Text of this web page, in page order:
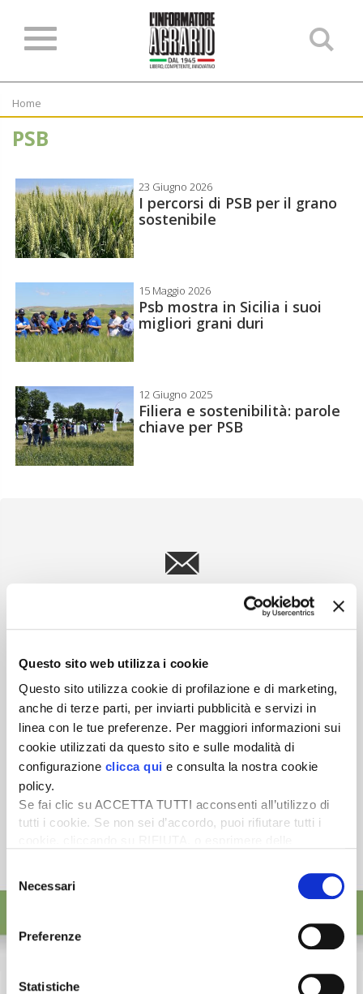
Questo sito web utilizza i cookie
Questo sito utilizza cookie di profilazione e di marketing,
anche di terze parti, per inviarti pubblicità e servizi in
linea con le tue preferenze. Per maggiori informazioni sui
cookie utilizzati da questo sito e sulle modalità di
configurazione clicca qui e consulta la nostra cookie
policy.
Se fai clic su ACCETTA TUTTI acconsenti all’utilizzo di
tutti i cookie. Se non sei d’accordo, puoi rifiutare tutti i
desideri accettare e cliccando ACCETTA SELEZIONATI.
delNecessari
Preferenze
Statistiche
Home
PSB
23 Giugno 2026
I percorsi di PSB per il grano
sostenibile
15 Maggio 2026
Psb mostra in Sicilia i suoi
migliori grani duri
12 Giugno 2025
Filiera e sostenibilità: parole
chiave per PSB
Scopri un servizio d'informazione di alta qualità. Tagliato sulle tue
esigenze.
ISCRIVITI